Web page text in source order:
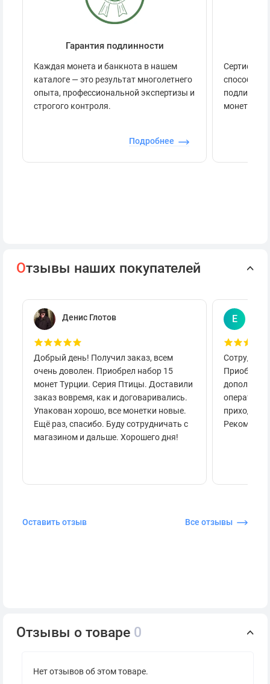
Гарантия подлинности
Каждая монета и банкнота в нашем
каталоге — это результат многолетнего
опыта, профессиональной экспертизы и
строгого контроля.
Подробнее
способов
монеты.
Отзывы наших покупателей
Денис Глотов
Добрый день! Получил заказ, всем
очень доволен. Приобрел набор 15
монет Турции. Серия Птицы. Доставили
заказ вовремя, как и договаривались.
Упакован хорошо, все монетки новые.
Ещё раз, спасибо. Буду сотрудничать с
магазином и дальше. Хорошего дня!
Е
приходило
Оставить отзыв Все отзывы
Отзывы о товаре 0
Нет отзывов об этом товаре.